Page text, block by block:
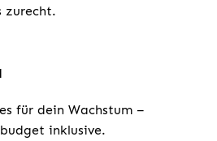
zurecht.
für dein Wachstum –
inklusive.